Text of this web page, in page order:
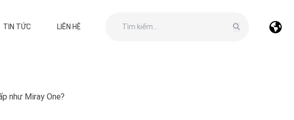
TIN TỨC LIÊN HỆ
như Miray One?